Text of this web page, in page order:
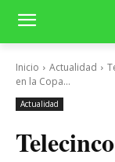
Inicio Actualidad
en la Copa...
Actualidad